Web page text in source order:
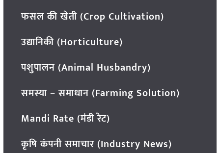
फसल की खेती (Crop Cultivation)
उद्यानिकी (Horticulture)
पशुपालन (Animal Husbandry)
समस्या – समाधान (Farming Solution)
Mandi Rate (मंडी रेट)
कृषि कंपनी समाचार (Industry News)